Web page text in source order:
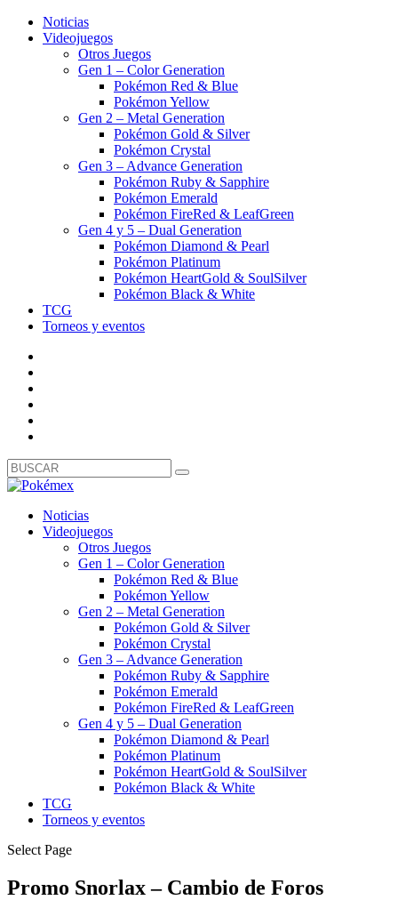
Noticias
Videojuegos
Otros Juegos
Gen 1 – Color Generation
Pokémon Red & Blue
Pokémon Yellow
Gen 2 – Metal Generation
Pokémon Gold & Silver
Pokémon Crystal
Gen 3 – Advance Generation
Pokémon Ruby & Sapphire
Pokémon Emerald
Pokémon FireRed & LeafGreen
Gen 4 y 5 – Dual Generation
Pokémon Diamond & Pearl
Pokémon Platinum
Pokémon HeartGold & SoulSilver
Pokémon Black & White
TCG
Torneos y eventos
Noticias
Videojuegos
Otros Juegos
Gen 1 – Color Generation
Pokémon Red & Blue
Pokémon Yellow
Gen 2 – Metal Generation
Pokémon Gold & Silver
Pokémon Crystal
Gen 3 – Advance Generation
Pokémon Ruby & Sapphire
Pokémon Emerald
Pokémon FireRed & LeafGreen
Gen 4 y 5 – Dual Generation
Pokémon Diamond & Pearl
Pokémon Platinum
Pokémon HeartGold & SoulSilver
Pokémon Black & White
TCG
Torneos y eventos
Select Page
Promo Snorlax – Cambio de Foros